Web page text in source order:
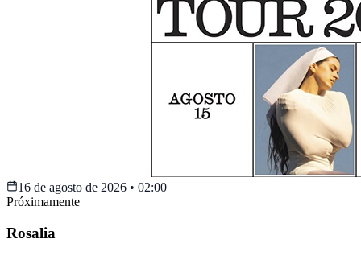
16 de agosto de 2026 • 02:00
Próximamente
Rosalia